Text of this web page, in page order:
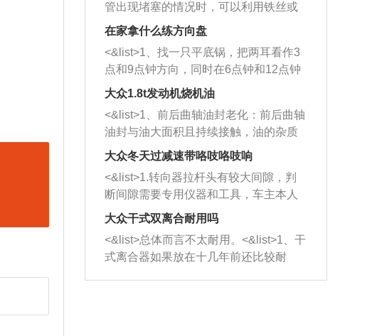
管出现堵塞的情况时，可以利用铁丝或
者是细棍，直接将杂物给取出来，如果
堵塞情况比较严重，也可以采取应急措
施。 <&list>2、直接利用木棍将所有的
杂物推到排气管里面的位置处，然后将
三元催化器拆解开，就可以将堵塞的东
西取出来。但如果是因为积碳过多引起
的堵塞，就需要将三元催化器泡在草酸
洗剂对堵塞的情况得到解决，将清洗剂
放在燃油箱中，与燃油混合后，车辆启
动时，就可以和汽油一起进入到燃烧
室，最后形成废气排出，就可以让三元
催化器得到清洗，排气管堵塞的情况就
能够得到解决。
在家拿什么练方向盘
<&list>1、找一只平底锅，把两耳看作3
点和9点钟方向，同时在6点钟和12点钟
方向做一个标记。 <&list>2、双手握住
一圈半的练习，往右同样也要打相同的
圈数。 <&list>3、最后强调要反复练
习，这样就可以形成肌肉记忆，在真实
驾驶车辆时，不需要记忆也能打好方
向。
大众1.8t发动机烧机油
<&list>1、前后曲轴油封老化：前后曲轴
油封与油大面积且持续接触，油的杂质
和发动机内持续温度变化使其密封效果
逐渐减弱，导致渗油或漏油。<&list>2、
活塞间隙过大：积碳会使活塞环与缸体
的间隙扩大，导致机油流入燃烧室中，
造成烧机油。<&list>3、机油粘度。使用
机油粘度过小的话，同样会有烧机油现
象，机油粘度过小具有很好的流动性，
大众冬天过减速带咯吱咯吱响
<&list>1.转向器拉杆头有较大间隙，判
断间隙需要专用仪器和工具，车主本人
无法制作，需要将车辆送到修理厂或4s
店；<&list>2.车辆半轴套管防尘罩破
裂，破裂后会出现漏油现象，使半轴磨
损严重，磨损的半轴容易损坏，产生异
响；<&list>3.稳定器的转向胶套和球头
大众干式双离合耐用吗
<&list>总体而言不太耐用。<&list>1、干
式离合器如果放在十几年前还比较耐